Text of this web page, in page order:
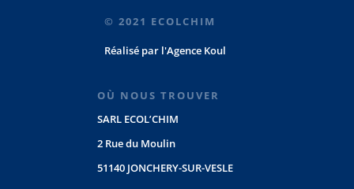
© 2021 ECOLCHIM
Réalisé par l'Agence Koul
OÙ NOUS TROUVER
SARL ECOL’CHIM
2 Rue du Moulin
51140 JONCHERY-SUR-VESLE